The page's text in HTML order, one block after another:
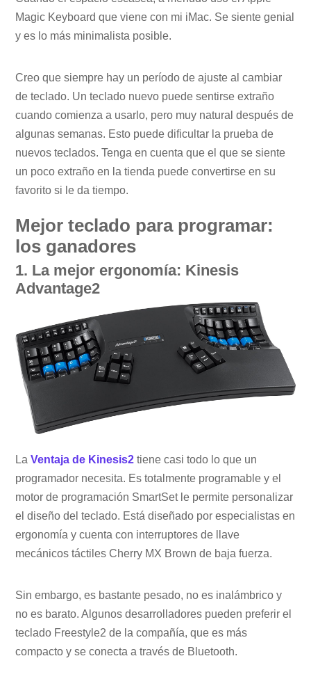
Magic Keyboard que viene con mi iMac. Se siente genial
y es lo más minimalista posible.
Creo que siempre hay un período de ajuste al cambiar
de teclado. Un teclado nuevo puede sentirse extraño
cuando comienza a usarlo, pero muy natural después de
algunas semanas. Esto puede dificultar la prueba de
nuevos teclados. Tenga en cuenta que el que se siente
un poco extraño en la tienda puede convertirse en su
favorito si le da tiempo.
Mejor teclado para programar:
los ganadores
1. La mejor ergonomía: Kinesis
Advantage2
LaVentaja de Kinesis2 tiene casi todo lo que un
programador necesita. Es totalmente programable y el
motor de programación SmartSet le permite personalizar
el diseño del teclado. Está diseñado por especialistas en
ergonomía y cuenta con interruptores de llave
mecánicos táctiles Cherry MX Brown de baja fuerza.
Sin embargo, es bastante pesado, no es inalámbrico y
no es barato. Algunos desarrolladores pueden preferir el
teclado Freestyle2 de la compañía, que es más
compacto y se conecta a través de Bluetooth.